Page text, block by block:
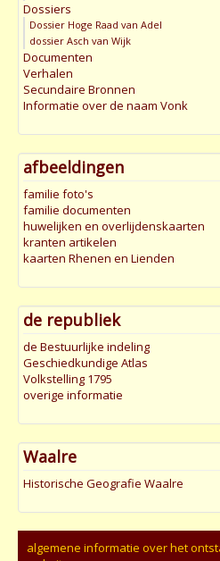
Dossiers
Dossier Hoge Raad van Adel
dossier Asch van Wijk
Documenten
Verhalen
Secundaire Bronnen
Informatie over de naam Vonk
afbeeldingen
familie foto's
familie documenten
huwelijken en overlijdenskaarten
kranten artikelen
kaarten Rhenen en Lienden
de republiek
de Bestuurlijke indeling
Geschiedkundige Atlas
Volkstelling 1795
overige informatie
Waalre
Historische Geografie Waalre
algemene informatie over het